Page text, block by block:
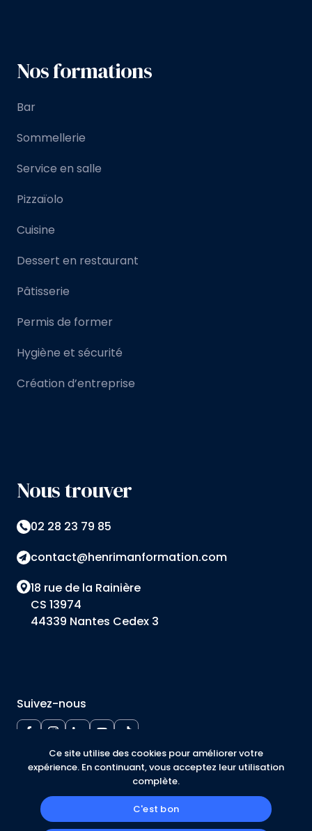
Nos formations
Bar
Sommellerie
Service en salle
Pizzaïolo
Cuisine
Dessert en restaurant
Pâtisserie
Permis de former
Hygiène et sécurité
Création d’entreprise
Nous trouver
02 28 23 79 85
contact@henrimanformation.com
18 rue de la Rainière
Suivez-nous
Mentions légalesPolitique de confidentialitéCookies
© 2026 Henriman Formation, tous droits réservés. Une
conception
Kinlee Communication
Ce site utilise des cookies pour améliorer votre
expérience. En continuant, vous acceptez leur utilisation
complète.
C'est bon